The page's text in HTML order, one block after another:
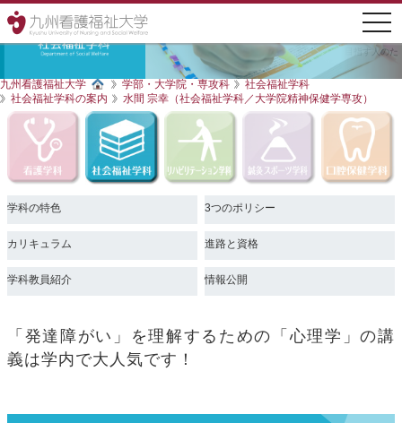
九州・沖縄で、看護師・社会福祉士・理学療法士・はり師・きゅう師・歯科衛生士を目指す人のた
九州看護福祉大学 学部・大学院・専攻科
社会福祉学科
社会福祉学科の案内
水間 宗幸（社会福祉学科／大学院精神保健学専攻）
学科の特色 3つのポリシー
カリキュラム 進路と資格
学科教員紹介 情報公開
「発達障がい」を理解するための「心理学」の講
義は学内で大人気です！